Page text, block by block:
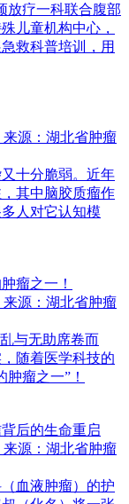
放疗一科联合腹部
儿童机构中心，
救科普培训，用
来源：湖北省肿瘤
十分脆弱。近年
其中脑胶质瘤作
人对它认知模
瘤之一！
来源：湖北省肿瘤
与无助席卷而
随着医学科技的
瘤之一”！
后的生命重启
来源：湖北省肿瘤
血液肿瘤）的护